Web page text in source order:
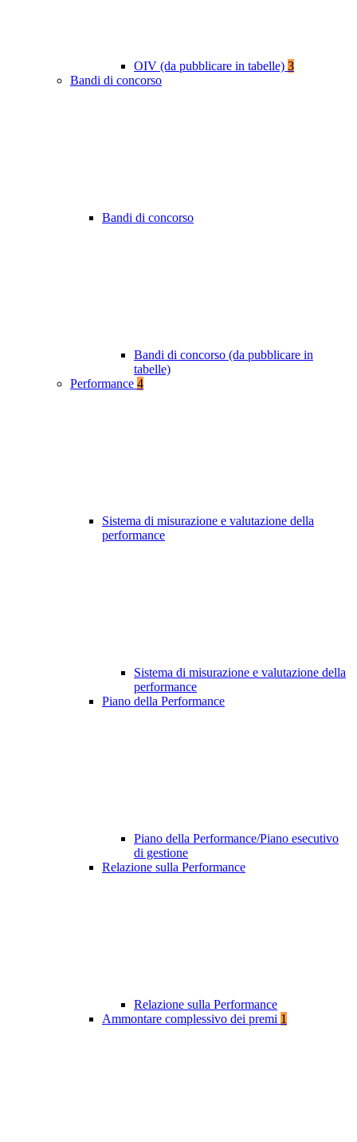
OIV (da pubblicare in tabelle) 3
Bandi di concorso
Bandi di concorso
Bandi di concorso (da pubblicare in
tabelle)
Performance 4
Sistema di misurazione e valutazione della
performance
Sistema di misurazione e valutazione della
performance
Piano della Performance
Piano della Performance/Piano esecutivo
di gestione
Relazione sulla Performance
Relazione sulla Performance
Ammontare complessivo dei premi 1